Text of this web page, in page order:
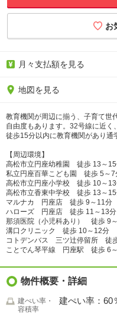
月々支払額を見る
地図を見る
教育機関が周辺に揃う、子育て世
自由度もあります。32号線に近く
徒歩15分以内に教育機関があり通
【周辺環境】
高松市立円座幼稚園 徒歩 13～
私立円座百華こども園 徒歩 5～7
高松市立円座小学校 徒歩 10～
高松市立香東中学校 徒歩 13～
マルナカ 円座店 徒歩 9～11分
ハローズ 円座店 徒歩 11～13分
那須医院（小児科あり） 徒歩 9
溝口クリニック 徒歩 10～12分
コトデンバス 三ツ辻停留所 徒
ことでん琴平線 円座駅 徒歩 6
物件概要・詳細
建ぺい率・
容積率
建ぺい率：60